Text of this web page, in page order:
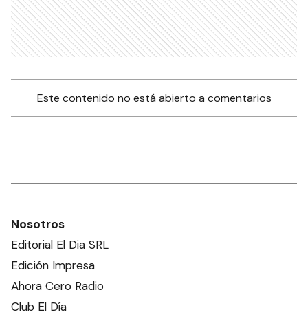
Este contenido no está abierto a comentarios
Nosotros
Editorial El Dia SRL
Edición Impresa
Ahora Cero Radio
Club El Día